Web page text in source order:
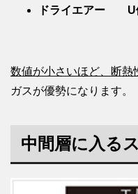
ドライエアー U
数値が小さいほど、断熱
ガスが優勢になります。
中間層に入る